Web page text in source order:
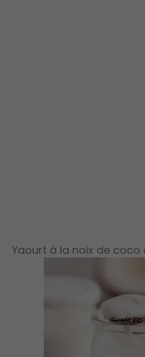
Yaourt à la noix de